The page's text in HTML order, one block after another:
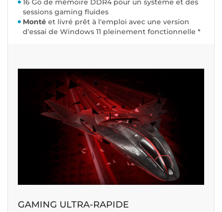
16 Go de mémoire DDR4 pour un système et des
sessions gaming fluides
Monté et livré prêt à l'emploi avec une version
d'essai de Windows 11 pleinement fonctionnelle *
GAMING ULTRA-RAPIDE